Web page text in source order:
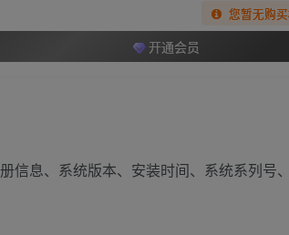
您暂无购
开通会员
信息、系统版本、安装时间、系统系列号